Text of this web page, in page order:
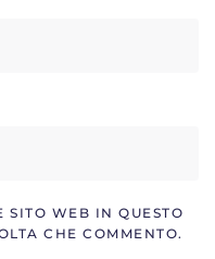
SITO WEB IN QUESTO
CHE COMMENTO.